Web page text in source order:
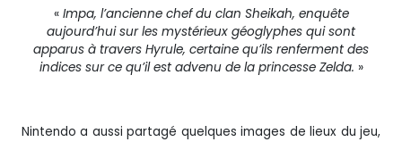
«Impa, l’ancienne chef du clan Sheikah, enquête
aujourd’hui sur les mystérieux géoglyphes qui sont
apparus à travers Hyrule, certaine qu’ils renferment des
indices sur ce qu’il est advenu de la princesse Zelda. »
Nintendo a aussi partagé quelques images de lieux du jeu,